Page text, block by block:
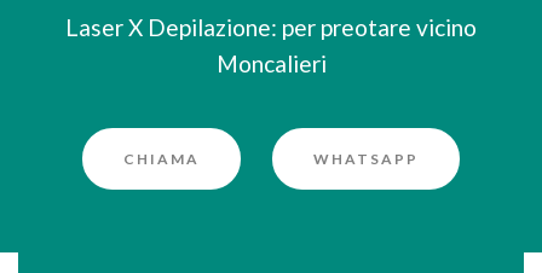
Laser X Depilazione: per preotare vicino
Moncalieri
CHIAMA WHATSAPP